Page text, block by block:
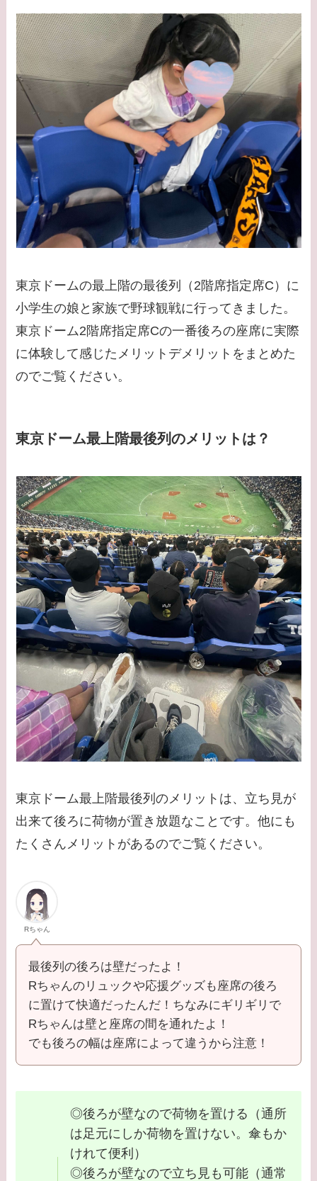
東京ドームの最上階の最後列（2階席指定席C）に
小学生の娘と家族で野球観戦に行ってきました。
東京ドーム2階席指定席Cの一番後ろの座席に実際
に体験して感じたメリットデメリットをまとめた
のでご覧ください。
東京ドーム最上階最後列のメリットは？
東京ドーム最上階最後列のメリットは、立ち見が
出来て後ろに荷物が置き放題なことです。他にも
たくさんメリットがあるのでご覧ください。
Rちゃん
最後列の後ろは壁だったよ！
Rちゃんのリュックや応援グッズも座席の後ろ
に置けて快適だったんだ！ちなみにギリギリで
Rちゃんは壁と座席の間を通れたよ！
でも後ろの幅は座席によって違うから注意！
◎後ろが壁なので荷物を置ける（通所
は足元にしか荷物を置けない。傘もか
けれて便利）
◎後ろが壁なので立ち見も可能（通常